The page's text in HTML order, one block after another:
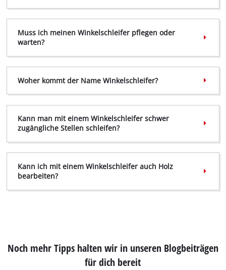
Muss ich meinen Winkelschleifer pflegen oder
warten?
Woher kommt der Name Winkelschleifer?
Kann man mit einem Winkelschleifer schwer
zugängliche Stellen schleifen?
Kann ich mit einem Winkelschleifer auch Holz
bearbeiten?
Noch mehr Tipps halten wir in unseren Blogbeiträgen
für dich bereit